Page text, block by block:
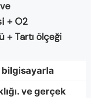
+ O2
+ Tartı ölçeği
bilgisayarla
ve gerçek